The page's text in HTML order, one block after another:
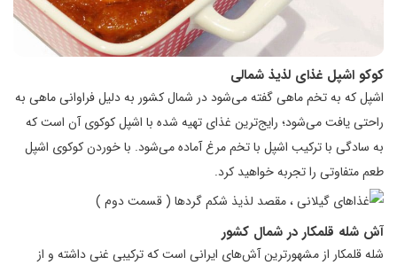
کوکو اشپل غذای لذیذ شمالی
اشپل که به تخم ماهی گفته می‌شود در شمال کشور به دلیل فراوانی ماهی به
راحتی یافت می‌شود؛ رایج‌ترین غذای تهیه شده با اشپل کوکوی آن است که
به سادگی با ترکیب اشپل با تخم مرغ آماده می‌شود. با خوردن کوکوی اشپل
طعم متفاوتی را تجربه خواهید کرد.
آش شله قلمکار در شمال کشور
شله قلمکار از مشهورترین آش‌های ایرانی است که ترکیبی غنی داشته و از